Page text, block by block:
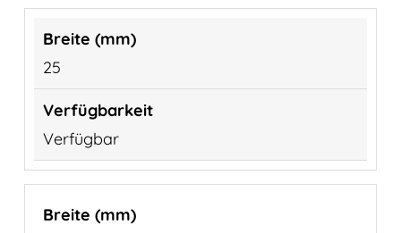
25
Verfügbar